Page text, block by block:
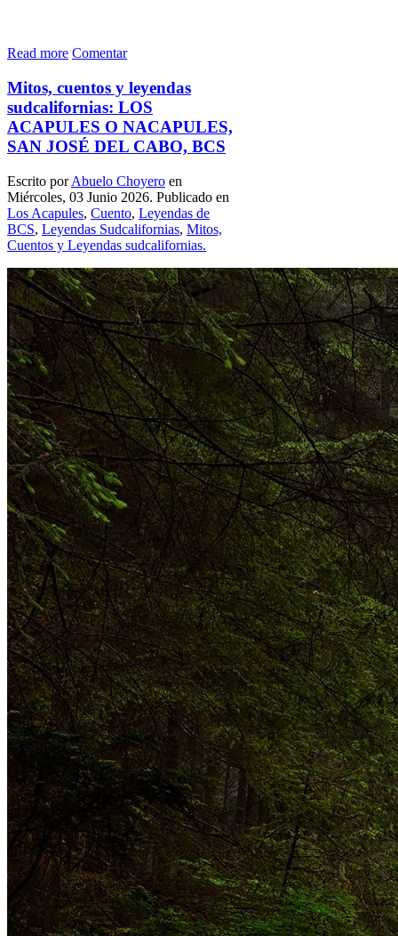
Read more Comentar
Mitos, cuentos y leyendas
sudcalifornias: LOS
ACAPULES O NACAPULES,
SAN JOSÉ DEL CABO, BCS
Escrito porAbuelo Choyero en
Miércoles, 03 Junio 2026. Publicado en
Los Acapules, Cuento, Leyendas de
BCS, Leyendas Sudcalifornias, Mitos,
Cuentos y Leyendas sudcalifornias.